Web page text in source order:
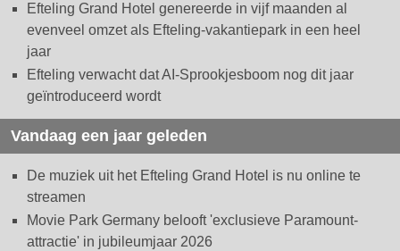
Efteling Grand Hotel genereerde in vijf maanden al
evenveel omzet als Efteling-vakantiepark in een heel
jaar
Efteling verwacht dat AI-Sprookjesboom nog dit jaar
geïntroduceerd wordt
Vandaag een jaar geleden
De muziek uit het Efteling Grand Hotel is nu online te
streamen
Movie Park Germany belooft 'exclusieve Paramount-
attractie' in jubileumjaar 2026